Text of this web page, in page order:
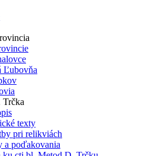
Ľubovňa
texty
pri relikviách
a poďakovania